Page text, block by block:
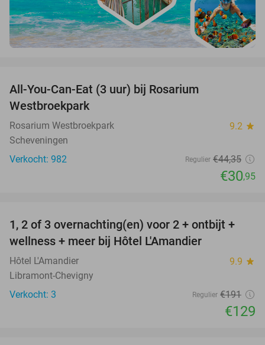
All-You-Can-Eat (3 uur) bij Rosarium
Westbroekpark
Rosarium Westbroekpark 9.2 star
Scheveningen
Verkocht: 982
Regulier €44,35
€30,95
32%
TODAY
1, 2 of 3 overnachting(en) voor 2 + ontbijt +
wellness + meer bij Hôtel L'Amandier
Hôtel L'Amandier 9.9 star
Libramont-Chevigny
Verkocht: 3
Regulier €191
€129